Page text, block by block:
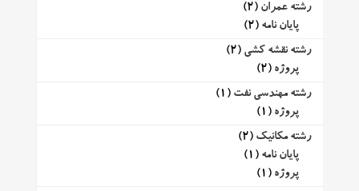
رشته عمران (2)
پایان نامه (2)
رشته نقشه کشی (2)
پروژه (2)
رشته مهندسی نفت (1)
پروژه (1)
رشته مکانیک (2)
پایان نامه (1)
پروژه (1)